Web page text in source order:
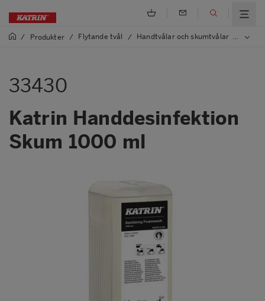
/ Produkter / Flytande tvål / Handtvålar och skumtvålar /
33430
Katrin Handdesinfektion
Skum 1000 ml